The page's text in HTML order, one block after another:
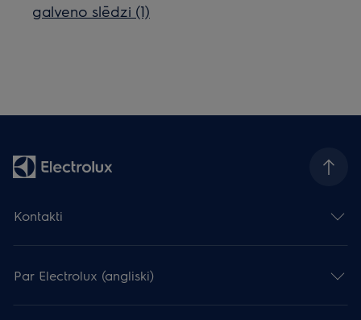
galveno slēdzi (1)
Kontakti
Par Electrolux (angliski)